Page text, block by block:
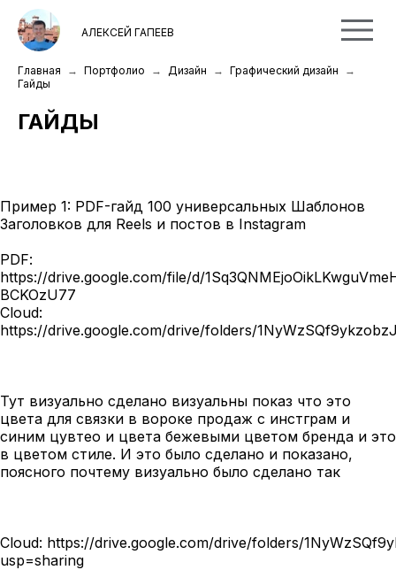
АЛЕКСЕЙ ГАПЕЕВ
Главная Портфолио Дизайн
Графический дизайн
Гайды
ГАЙДЫ
Пример 1: PDF-гайд 100 универсальных Шаблонов
Заголовков для Reels и постов в Instagram
PDF:
https://drive.google.com/file/d/
BCKOzU77
Cloud:
https://drive.google.com/drive/folders/
Тут визуально сделано визуальны показ что это
цвета для связки в вороке продаж с инстграм и
синим цувтео и цвета бежевыми цветом бренда и это
в цветом стиле. И это было сделано и показано,
поясного почтему визуально было сделано так
Cloud: https://drive.google.com/drive/folders/
usp=sharing